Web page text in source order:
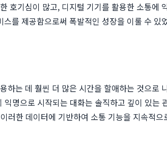
호기심이 많고, 디지털 기기를 활용한 소통에
를 제공함으로써 폭발적인 성장을 이룰 수 있
는 데 훨씬 더 많은 시간을 할애하는 것으로
명으로 시작되는 대화는 솔직하고 깊이 있는
러한 데이터에 기반하여 소통 기능을 지속적